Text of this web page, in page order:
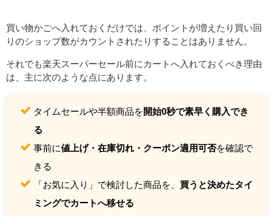
買い物かごへ入れておくだけでは、ポイントが増えたり買い回
りのショップ数がカウントされたりすることはありません。
それでも楽天スーパーセール前にカートへ入れておくべき理由
は、主に次のような点にあります。
タイムセールや半額商品を 開始0秒で素早く購入でき
る
事前に値上げ・在庫切れ・クーポン適用可否を確認で
きる
「お気に入り」で検討した商品を、 買うと決めたタイ
ミングでカートへ移せる